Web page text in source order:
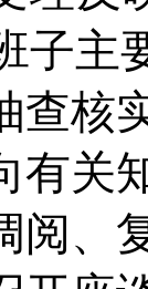
子主
查
有关
阅